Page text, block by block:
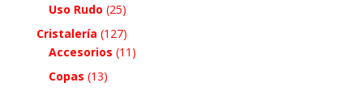
Uso Rudo (25)
Cristalería (127)
Accesorios (11)
Copas (13)